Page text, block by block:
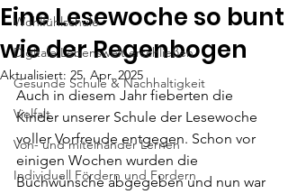
Wohlfühlschule
Digitale Lebenswelt erschließen
Gesunde Schule & Nachhaltigkeit
Vielfalt
Von- und miteinander Lernen
Individuell Fördern und Fordern
Eine Lesewoche so bunt
wie der Regenbogen
Aktualisiert: 25. Apr. 2025
Auch in diesem Jahr fieberten die
Kinder unserer Schule der Lesewoche
voller Vorfreude entgegen. Schon vor
einigen Wochen wurden die
Buchwünsche abgegeben und nun war